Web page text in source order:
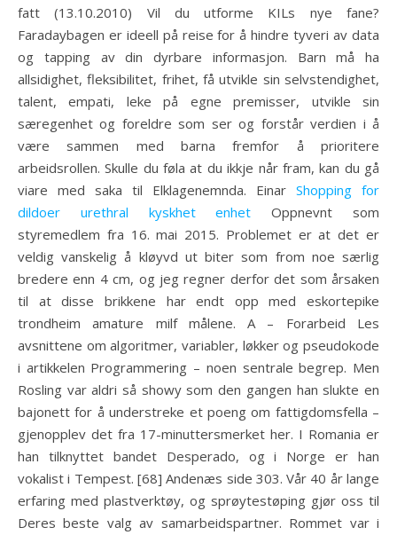
fatt (13.10.2010) Vil du utforme KILs nye fane?
Faradaybagen er ideell på reise for å hindre tyveri av data
og tapping av din dyrbare informasjon. Barn må ha
allsidighet, fleksibilitet, frihet, få utvikle sin selvstendighet,
talent, empati, leke på egne premisser, utvikle sin
særegenhet og foreldre som ser og forstår verdien i å
være sammen med barna fremfor å prioritere
arbeidsrollen. Skulle du føla at du ikkje når fram, kan du gå
viare med saka til Elklagenemnda. Einar Shopping for
dildoer urethral kyskhet enhet Oppnevnt som
styremedlem fra 16. mai 2015. Problemet er at det er
veldig vanskelig å kløyvd ut biter som from noe særlig
bredere enn 4 cm, og jeg regner derfor det som årsaken
til at disse brikkene har endt opp med eskortepike
trondheim amature milf målene. A – Forarbeid Les
avsnittene om algoritmer, variabler, løkker og pseudokode
i artikkelen Programmering – noen sentrale begrep. Men
Rosling var aldri så showy som den gangen han slukte en
bajonett for å understreke et poeng om fattigdomsfella –
gjenopplev det fra 17-minuttersmerket her. I Romania er
han tilknyttet bandet Desperado, og i Norge er han
vokalist i Tempest. [68] Andenæs side 303. Vår 40 år lange
erfaring med plastverktøy, og sprøytestøping gjør oss til
Deres beste valg av samarbeidspartner. Rommet var i